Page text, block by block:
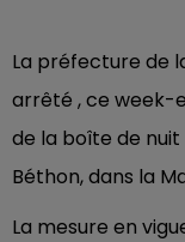
La préfecture de
arrêté , ce week-
de la boîte de nuit
Béthon, dans la
La mesure en